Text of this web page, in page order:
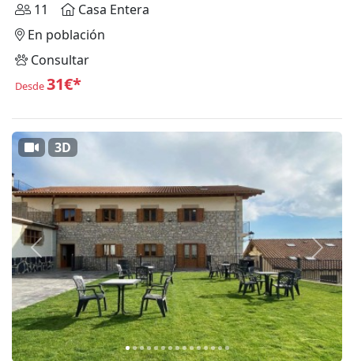
11
Casa Entera
En población
Consultar
Desde31€*
Anterior
3D